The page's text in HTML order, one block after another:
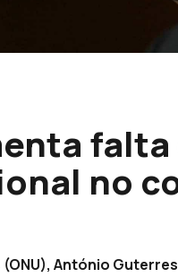
falta
no
António